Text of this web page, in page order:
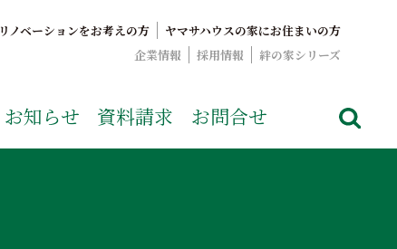
リノベーションをお考えの方
ヤマサハウスの家にお住まいの方
企業情報
採用情報 絆の家シリーズ
お知らせ 資料請求 お問合せ